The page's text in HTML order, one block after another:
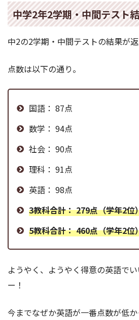
中学2年2学期・中間テスト
中2の2学期・中間テストの結果が
点数は以下の通り。
国語： 87点
数学： 94点
社会： 90点
理科： 91点
英語： 98点
3教科合計： 279点（学年2位
5教科合計： 460点（学年2位
ようやく、ようやく得意の英語で
ー！
今までなぜか英語が一番点数が低